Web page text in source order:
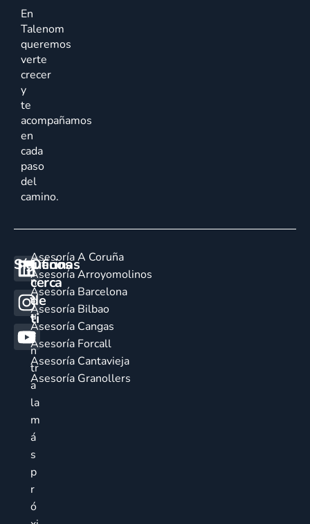
En
Talenom
queremos
verte
crecer
y
te
acompañamos
en
cada
paso
del
camino.
Síguenos
Oficinas
cerca
de
ti
E
n
c
u
e
n
tr
a
la
m
á
s
p
r
ó
Asesoría A Coruña
Asesoría Arroyomolinos
Asesoría Barcelona
Asesoría Bilbao
Asesoría Cangas
Asesoría Forcall
Asesoría Cantavieja
Asesoría Granollers